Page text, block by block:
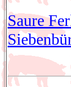
Saure